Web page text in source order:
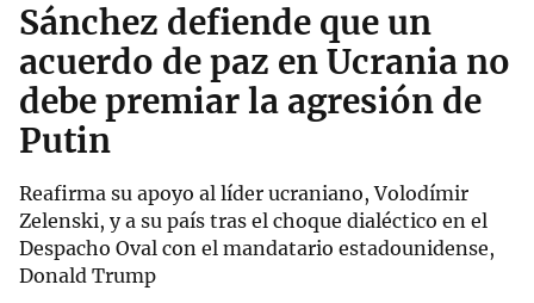
Sánchez defiende que un
acuerdo de paz en Ucrania no
debe premiar la agresión de
Putin
Reafirma su apoyo al líder ucraniano, Volodímir
Zelenski, y a su país tras el choque dialéctico en el
Despacho Oval con el mandatario estadounidense,
Donald Trump